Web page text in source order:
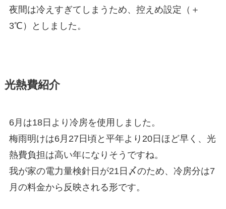
夜間は冷えすぎてしまうため、控えめ設定（＋
3℃）としました。
光熱費紹介
6月は18日より冷房を使用しました。
梅雨明けは6月27日頃と平年より20日ほど早く、光
熱費負担は高い年になりそうですね。
我が家の電力量検針日が21日〆のため、冷房分は7
月の料金から反映される形です。